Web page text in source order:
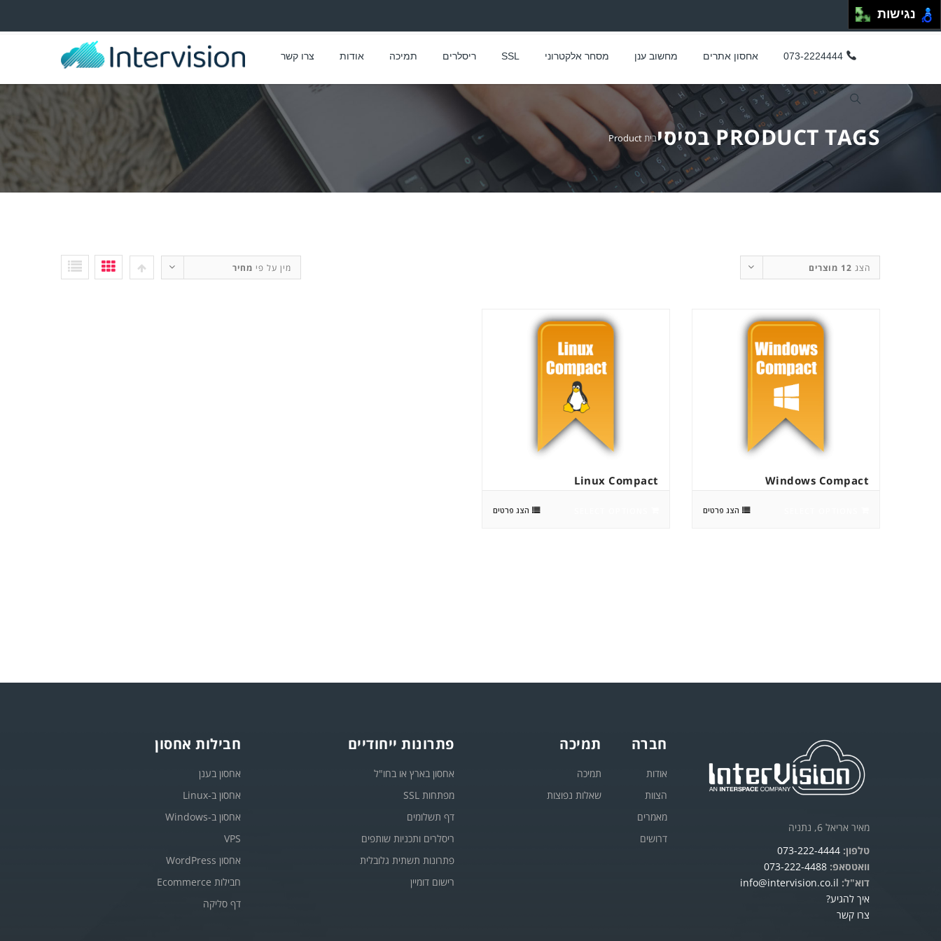
אחסון אתרים מחשוב ענן מסחר אלקטרוני SSL ריסלרים תמיכה אודות צרו קשר
PRODUCT TAGS בסיסי ביתProduct
מין על פי מחיר הצג 12 מוצרים
Windows Compact
הצג פרטים
Linux Compact
הצג פרטים
מאיר אריאל 6, נתניה
טלפון: 073-222-4444
וואטסאפ: 073-222-4488
דוא"ל: info@intervision.co.il
איך להגיע?
צרו קשר
חברה
אודות
הצוות
מאמרים
דרושים
תמיכה
תמיכה
שאלות נפוצות
פתרונות ייחודיים
אחסון בארץ או בחו"ל
מפתחות SSL
דף תשלומים
ריסלרים ותכניות שותפים
פתרונות תשתית גלובלית
רישום דומיין
חבילות אחסון
אחסון בענן
אחסון ב-Linux
אחסון ב-Windows
VPS
אחסון WordPress
חבילות Ecommerce
דף סליקה
נגישות